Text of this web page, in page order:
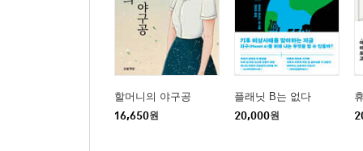
할머니의 야구공
16,650원
플래닛 B는 없다
20,000원